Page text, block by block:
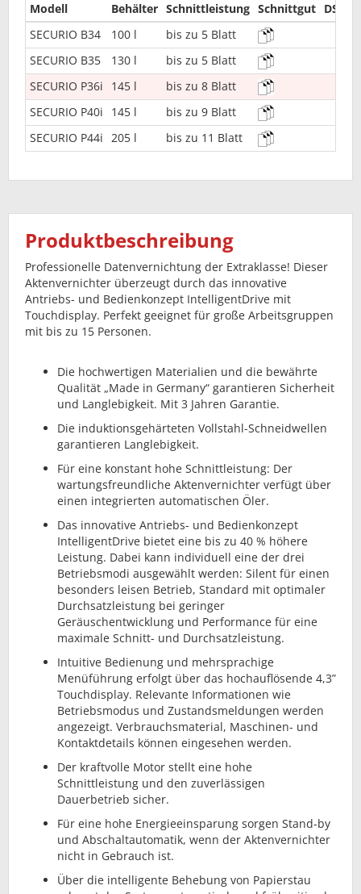
Modell Behälter Schnittleistung Schnittgut
SECURIO B34
100 l
bis zu 5 Blatt
SECURIO B35
130 l
bis zu 5 Blatt
SECURIO P36i
145 l
bis zu 8 Blatt
SECURIO P40i
145 l
bis zu 9 Blatt
SECURIO P44i 205 l bis zu 11 Blatt
Produktbeschreibung
Professionelle Datenvernichtung der Extraklasse! Dieser
Aktenvernichter überzeugt durch das innovative
Antriebs- und Bedienkonzept IntelligentDrive mit
Touchdisplay. Perfekt geeignet für große Arbeitsgruppen
mit bis zu 15 Personen.
Die hochwertigen Materialien und die bewährte
Qualität „Made in Germany“ garantieren Sicherheit
und Langlebigkeit. Mit 3 Jahren Garantie.
Die induktionsgehärteten Vollstahl-Schneidwellen
garantieren Langlebigkeit.
Für eine konstant hohe Schnittleistung: Der
wartungsfreundliche Aktenvernichter verfügt über
einen integrierten automatischen Öler.
Das innovative Antriebs- und Bedienkonzept
IntelligentDrive bietet eine bis zu 40 % höhere
Leistung. Dabei kann individuell eine der drei
Betriebsmodi ausgewählt werden: Silent für einen
besonders leisen Betrieb, Standard mit optimaler
Durchsatzleistung bei geringer
Geräuschentwicklung und Performance für eine
maximale Schnitt- und Durchsatzleistung.
Intuitive Bedienung und mehrsprachige
Menüführung erfolgt über das hochauflösende 4,3”
Touchdisplay. Relevante Informationen wie
Betriebsmodus und Zustandsmeldungen werden
angezeigt. Verbrauchsmaterial, Maschinen- und
Kontaktdetails können eingesehen werden.
Der kraftvolle Motor stellt eine hohe
Schnittleistung und den zuverlässigen
Dauerbetrieb sicher.
Für eine hohe Energieeinsparung sorgen Stand-by
und Abschaltautomatik, wenn der Aktenvernichter
nicht in Gebrauch ist.
Über die intelligente Behebung von Papierstau